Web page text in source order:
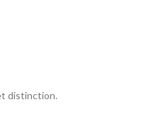
distinction.